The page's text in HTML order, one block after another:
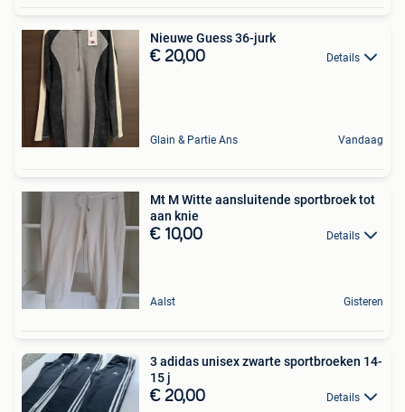
Nieuwe Guess 36-jurk
€ 20,00 Details
Glain & Partie Ans Vandaag
Mt M Witte aansluitende sportbroek tot
aan knie
€ 10,00 Details
Aalst Gisteren
3 adidas unisex zwarte sportbroeken 14-
15 j
€ 20,00 Details